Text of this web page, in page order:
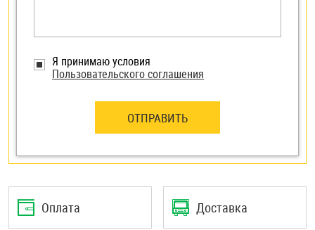
Я принимаю условия
Пользовательского соглашения
ОТПРАВИТЬ
Оплата Доставка